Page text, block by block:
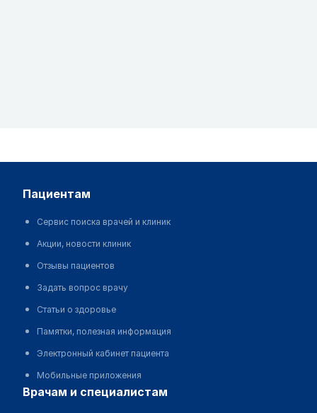
пациентам
Сервис поиска врачей и клиник
Акции, новости клиник
Отзывы пациентов
Задать вопрос врачу
Статьи о здоровье
Памятки, полезная информация
Электронный кабинет пациента
Мобильные приложения
врачам и специалистам